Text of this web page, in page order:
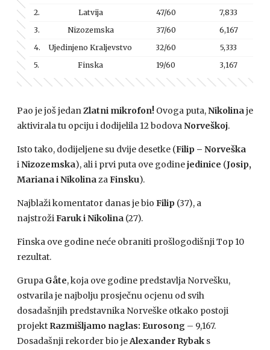
2.
Latvija 47/60
7,833
3.
Nizozemska 37/60
6,167
4.
Ujedinjeno Kraljevstvo 32/60
5,333
5.
Finska 19/60 3,167
Pao je još jedanZlatni mikrofon! Ovoga puta,Nikolinaje
aktivirala tu opciju i dodijelila 12 bodovaNorveškoj.
Isto tako, dodijeljene su dvije desetke (Filip – Norveška
iNizozemska), ali i prvi puta ove godinejedinice (Josip,
Mariana i NikolinazaFinsku).
Najblaži komentator danas je bio Filip (37), a
najstrožiFaruk i Nikolina (27).
Finska ove godine neće obraniti prošlogodišnji Top 10
rezultat.
Grupa Gåte, koja ove godine predstavlja Norvešku,
ostvarila je najbolju prosječnu ocjenu od svih
dosadašnjih predstavnika Norveške otkako postoji
projekt Razmišljamo naglas: Eurosong – 9,167.
Dosadašnji rekorder bio jeAlexander Rybak s